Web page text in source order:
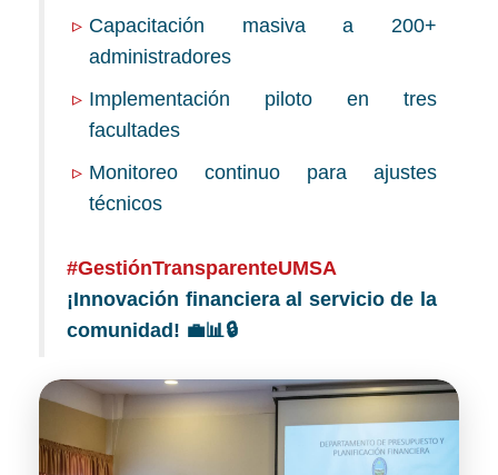
Capacitación masiva a 200+
administradores
Implementación piloto en tres
facultades
Monitoreo continuo para ajustes
técnicos
#GestiónTransparenteUMSA
¡Innovación financiera al servicio de la
comunidad! 💼📊🔒